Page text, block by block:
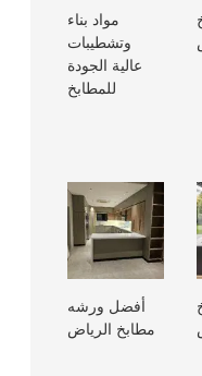
مواد بناء
وتشطيبات
عالية الجودة
للمطابخ
أفضل ورشه
مطابخ الرياض